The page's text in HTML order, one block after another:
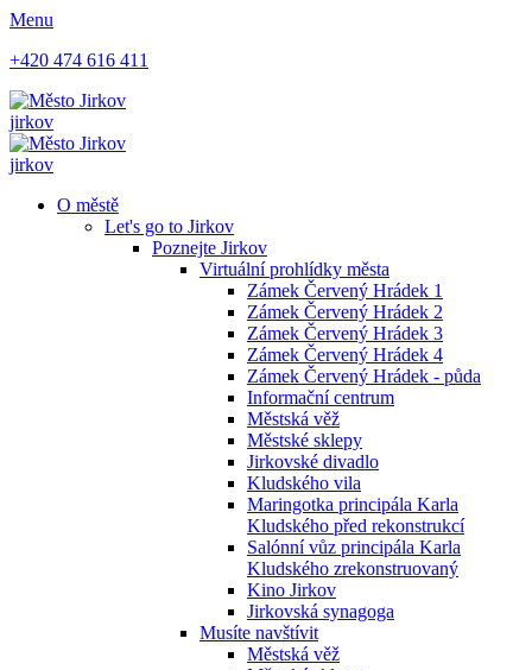
Menu
+420 474 616 411
jirkov
jirkov
O městě
Let's go to Jirkov
Poznejte Jirkov
Virtuální prohlídky města
Zámek Červený Hrádek 1
Zámek Červený Hrádek 2
Zámek Červený Hrádek 3
Zámek Červený Hrádek 4
Zámek Červený Hrádek - půda
Informační centrum
Městská věž
Městské sklepy
Jirkovské divadlo
Kludského vila
Maringotka principála Karla
Kludského před rekonstrukcí
Salónní vůz principála Karla
Kludského zrekonstruovaný
Kino Jirkov
Jirkovská synagoga
Musíte navštívit
Městská věž